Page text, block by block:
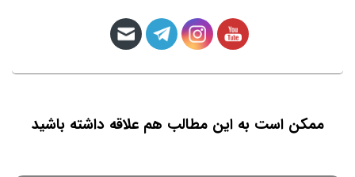
ممکن است به این مطالب هم علاقه داشته باشید